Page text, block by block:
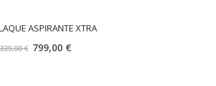
était :
est :
ASPIRANTE XTRA
€ Le
799,00 €